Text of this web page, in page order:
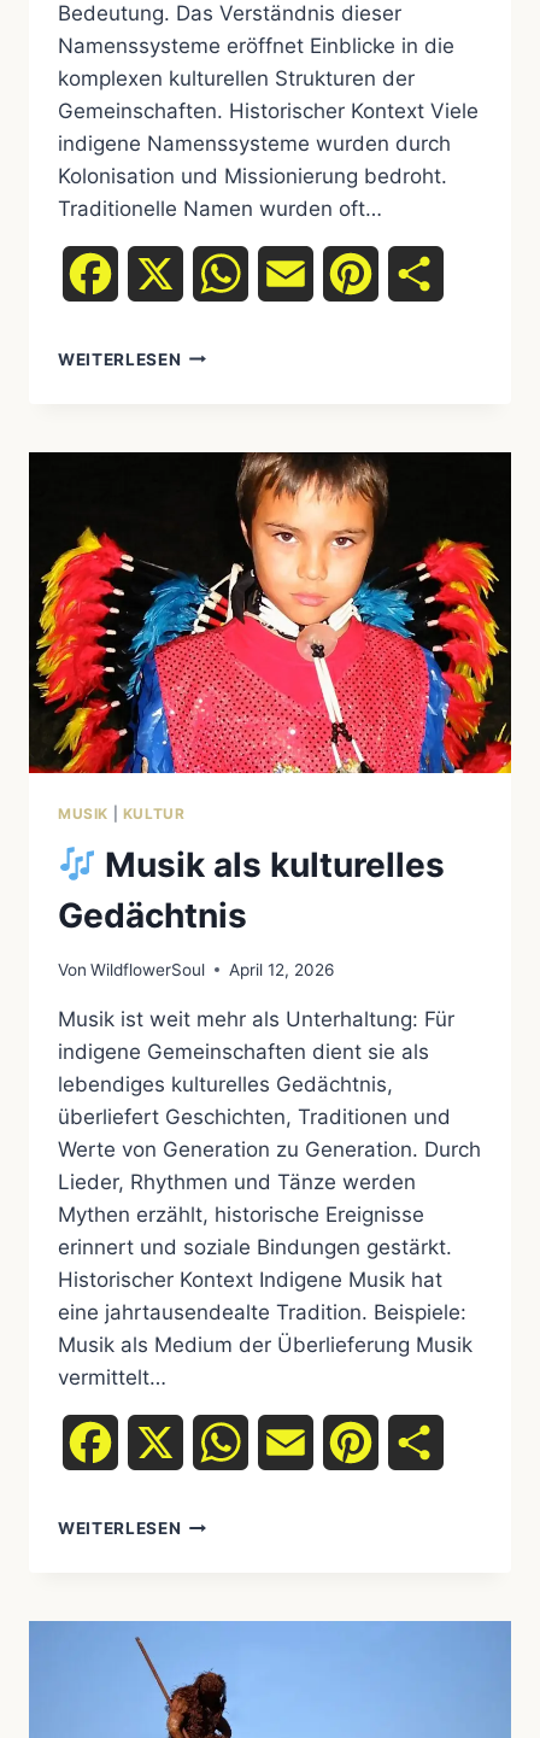
Bedeutung. Das Verständnis dieser
Namenssysteme eröffnet Einblicke in die
komplexen kulturellen Strukturen der
Gemeinschaften. Historischer Kontext Viele
indigene Namenssysteme wurden durch
Kolonisation und Missionierung bedroht.
Traditionelle Namen wurden oft…
Facebook WhatsAppEmail Pinterest
WEITERLESEN
&
NOMENKLATUR
INDIGENEN
VÖLKERN
MUSIK KULTUR
Musik als kulturelles
Gedächtnis
Von WildflowerSoul April 12, 2026
Musik ist weit mehr als Unterhaltung: Für
indigene Gemeinschaften dient sie als
lebendiges kulturelles Gedächtnis,
überliefert Geschichten, Traditionen und
Werte von Generation zu Generation. Durch
Lieder, Rhythmen und Tänze werden
Mythen erzählt, historische Ereignisse
erinnert und soziale Bindungen gestärkt.
Historischer Kontext Indigene Musik hat
eine jahrtausendealte Tradition. Beispiele:
Musik als Medium der Überlieferung Musik
vermittelt…
Facebook WhatsAppEmail Pinterest
WEITERLESEN
GEDÄCHTNIS